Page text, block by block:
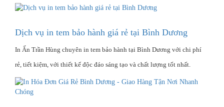
Dịch vụ in tem bảo hành giá rẻ tại Bình Dương
In Ấn Trần Hùng chuyên in tem bảo hành tại Bình Dương với chi phí
rẻ, tiết kiệm, với thiết kế độc đáo sáng tạo và chất lượng tốt nhất.